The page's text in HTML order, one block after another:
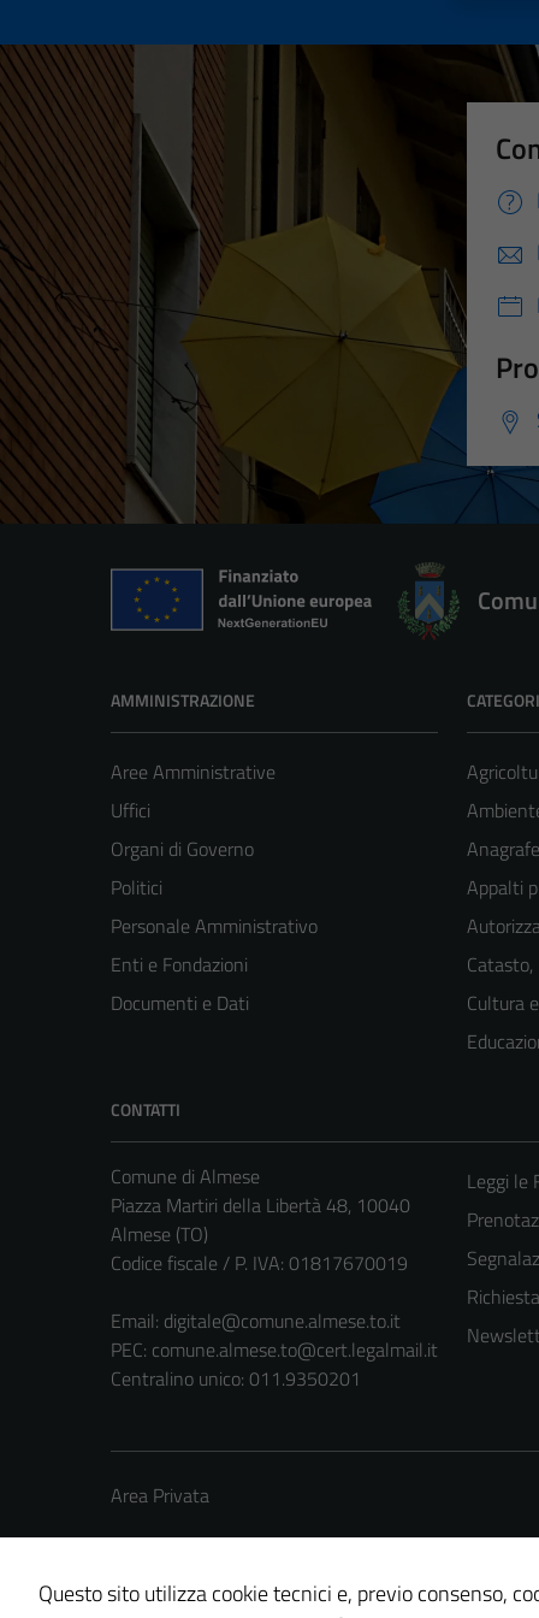
AMMINISTRAZIONE
Aree Amministrative
Uffici
Organi di Governo
Politici
Personale Amministrativo
Enti e Fondazioni
Documenti e Dati
Appalti
Catasto,
Cultura
CONTATTI
Comune di Almese
Piazza Martiri della Libertà 48, 10040
Almese (TO)
Codice fiscale / P. IVA: 01817670019
Email: digitale@comune.almese.to.it
PEC: comune.almese.to@cert.legalmail.it
Centralino unico: 011.9350201
Leggi le
Area Privata
Questo sito utilizza cookie tecnici e, previo consenso,